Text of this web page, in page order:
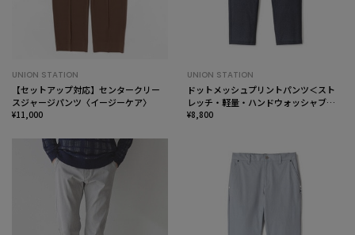
UNION STATION
【セットアップ対応】センタークリー
スジャージパンツ〈イージーケア〉
¥11,000
UNION STATION
ドットメッシュプリントパンツ＜スト
レッチ・軽量・ハンドウォッシャブ
ル・通気性＞
¥8,800